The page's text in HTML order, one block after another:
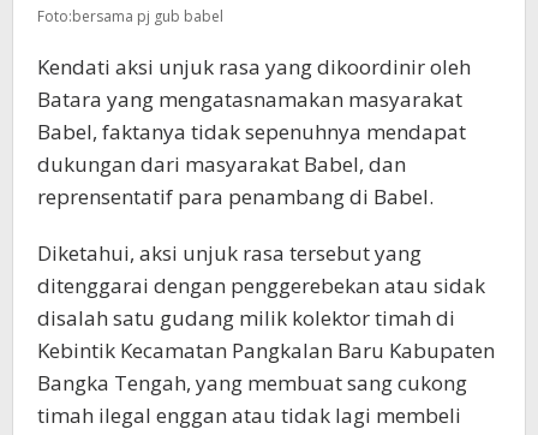
Foto:bersama pj gub babel
Kendati aksi unjuk rasa yang dikoordinir oleh
Batara yang mengatasnamakan masyarakat
Babel, faktanya tidak sepenuhnya mendapat
dukungan dari masyarakat Babel, dan
reprensentatif para penambang di Babel.
Diketahui, aksi unjuk rasa tersebut yang
ditenggarai dengan penggerebekan atau sidak
disalah satu gudang milik kolektor timah di
Kebintik Kecamatan Pangkalan Baru Kabupaten
Bangka Tengah, yang membuat sang cukong
timah ilegal enggan atau tidak lagi membeli